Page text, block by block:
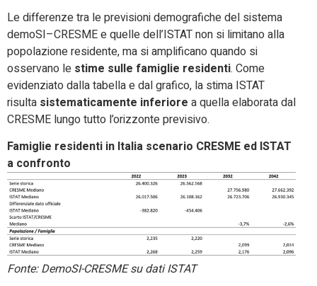
Le differenze tra le previsioni demografiche del sistema
demoSI–CRESME e quelle dell’ISTAT non si limitano alla
popolazione residente, ma si amplificano quando si
osservano le stime sulle famiglie residenti. Come
evidenziato dalla tabella e dal grafico, la stima ISTAT
risulta sistematicamente inferiore a quella elaborata dal
CRESME lungo tutto l’orizzonte previsivo.
Famiglie residenti in Italia scenario CRESME ed ISTAT
a confronto
Fonte: DemoSI-CRESME su dati ISTAT